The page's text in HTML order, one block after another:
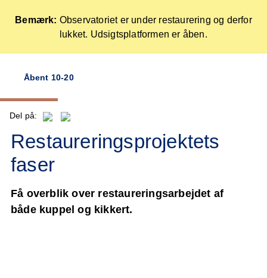
Bemærk: Observatoriet er under restaurering og derfor
lukket. Udsigtsplatformen er åben.
Skip
to
content
Åbent 10-20
Del på:
Restaureringsprojektets
faser
Få overblik over restaureringsarbejdet af
både kuppel og kikkert.